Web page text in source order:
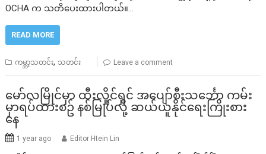
OCHA က သတိပေးထားပါတယ်။…
READ MORE
ကမ္ဘာ့သတင်း, သတင်း Leave a comment
မော်လ​မြိုင်မှာ ထီးလှိုင်ရှင် အပျော်စီးသင်္ဘော ကမ်း
မှာရပ်ထားစဥ် နစ်မြုပ်လို့ ဆယ်ယူနိုင်ရေးကြိုးစား
နေ
1 year ago Editor Htein Lin